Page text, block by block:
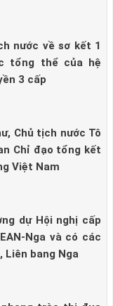
nước về sơ kết 1
tổng thể của hệ
3 cấp
Chủ tịch nước Tô
Chỉ đạo tổng kết
Việt Nam
dự Hội nghị cấp
Nga và có các
Liên bang Nga